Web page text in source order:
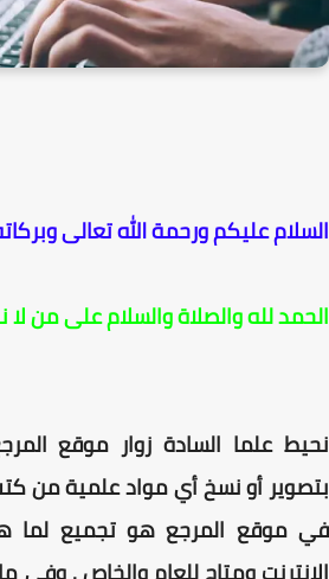
السلام عليكم ورحمة الله تعالى
الحمد لله والصلاة والسلام على من
نحيط علما السادة زوار موقع
بتصوير أو نسخ أي مواد علمية من
في موقع المرجع هو تجميع